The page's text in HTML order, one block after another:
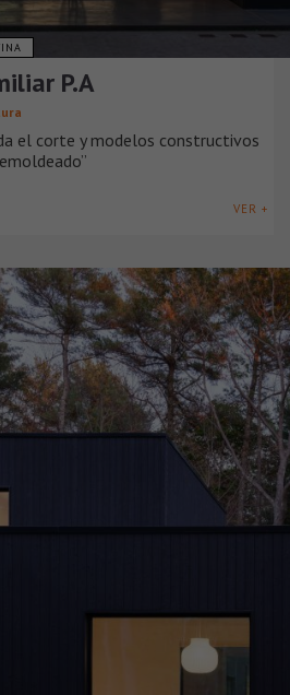
P.A
el corte y modelos constructivos
VER +